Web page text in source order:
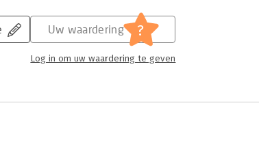
Uw waardering ?
Log in om uw waardering te geven